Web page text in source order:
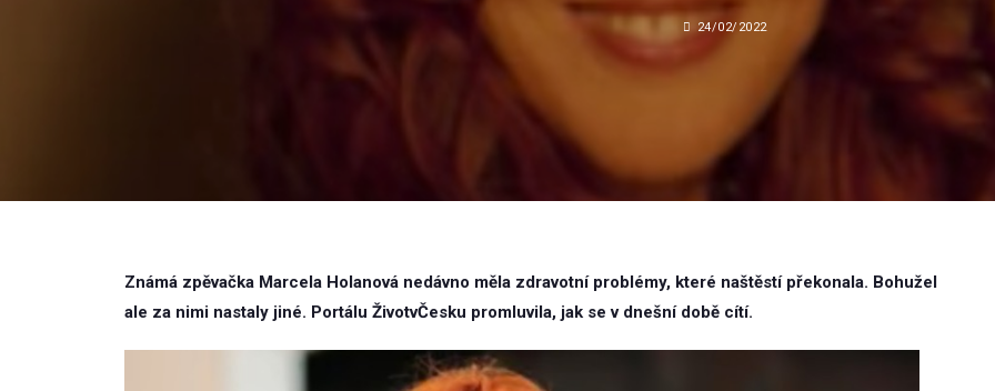
24/02/2022
Známá zpěvačka Marcela Holanová nedávno měla zdravotní problémy, které naštěstí překonala. Bohužel
ale za nimi nastaly jiné. Portálu ŽivotvČesku promluvila, jak se v dnešní době cítí.